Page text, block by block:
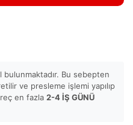
Bu sebepten
ve presleme işlemi yapılıp
en fazla 2-4 İŞ GÜNÜ